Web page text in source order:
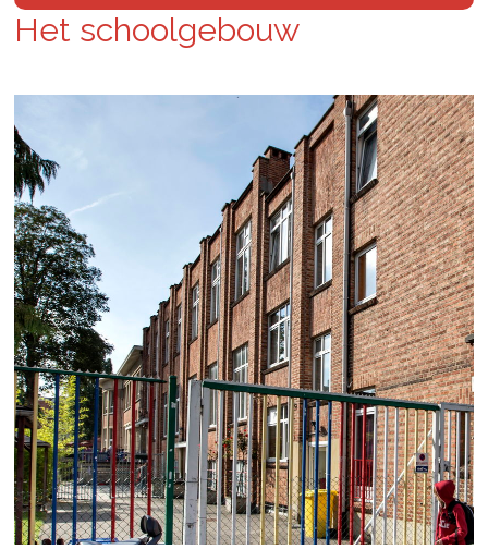
Het school­ge­bouw